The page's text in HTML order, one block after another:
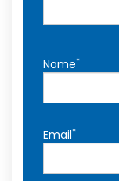
Nome*
Email*